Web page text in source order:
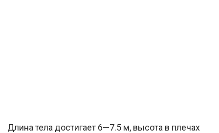
Длина тела достигает 6—7.5 м, высота в плечах